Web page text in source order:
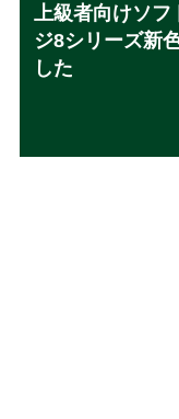
上級者向けソ
ジ8シリーズ新
した